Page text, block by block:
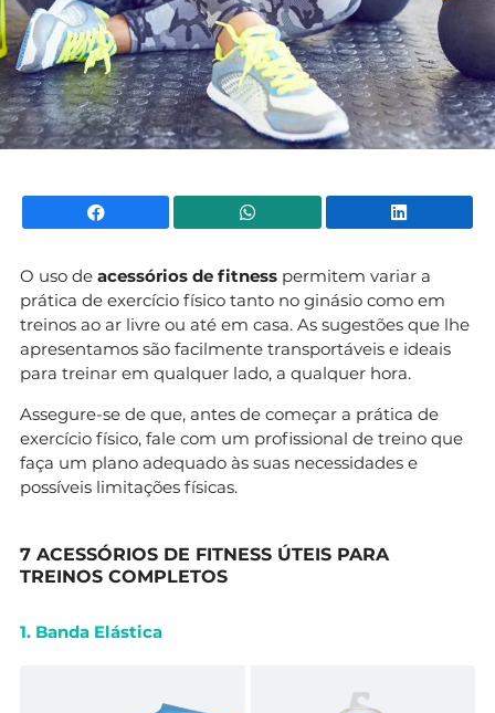
Facebook WhatsApp
O uso de acessórios de fitness permitem variar a
prática de exercício físico tanto no ginásio como em
treinos ao ar livre ou até em casa. As sugestões que lhe
apresentamos são facilmente transportáveis e ideais
para treinar em qualquer lado, a qualquer hora.
Assegure-se de que, antes de começar a prática de
exercício físico, fale com um profissional de treino que
faça um plano adequado às suas necessidades e
possíveis limitações físicas.
7 ACESSÓRIOS DE FITNESS ÚTEIS PARA
TREINOS COMPLETOS
1. Banda Elástica